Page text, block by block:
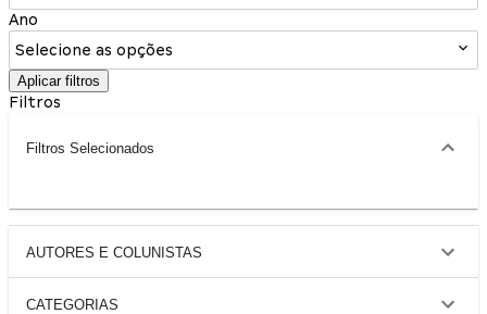
Ano
Selecione as opções
Aplicar filtros
Filtros
Filtros Selecionados
AUTORES E COLUNISTAS
CATEGORIAS